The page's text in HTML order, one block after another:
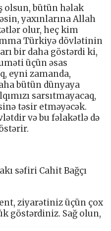
olsun, bütün həlak
yaxınlarına Allah
olur, heç kim
Türkiyə dövlətinin
bir daha göstərdi ki,
üçün əsas
eyni zamanda,
bütün dünyaya
sarsıtmayacaq,
təsir etməyəcək.
və bu fəlakətlə də
səfiri Cahit Bağçı
ziyarətiniz üçün çox
göstərdiniz. Sağ olun,